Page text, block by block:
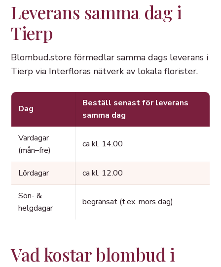
Leverans samma dag i
Tierp
Blombud.store förmedlar samma dags leverans i
Tierp via Interfloras nätverk av lokala florister.
Dag
Beställ senast för leverans
samma dag
Vardagar
(mån–fre)
ca kl. 14.00
Lördagar ca kl. 12.00
Sön- &
helgdagar
begränsat (t.ex. mors dag)
Vad kostar blombud i